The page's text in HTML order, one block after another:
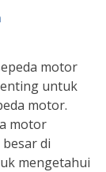
motor
untuk
motor.
motor
di
mengetahui